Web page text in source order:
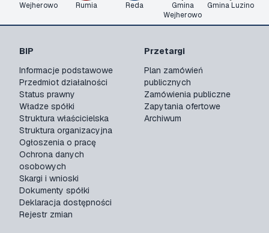
Wejherowo Rumia Reda
Gmina
Wejherowo
Gmina Luzino
BIP
Informacje podstawowe
Przedmiot działalności
Status prawny
Władze spółki
Struktura właścicielska
Struktura organizacyjna
Ogłoszenia o pracę
Ochrona danych
osobowych
Skargi i wnioski
Dokumenty spółki
Deklaracja dostępności
Rejestr zmian
Przetargi
Plan zamówień
publicznych
Zamówienia publiczne
Zapytania ofertowe
Archiwum